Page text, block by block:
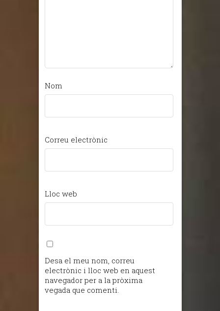
Nom
Correu electrònic
Lloc web
Desa el meu nom, correu
electrònic i lloc web en aquest
navegador per a la pròxima
vegada que comenti.